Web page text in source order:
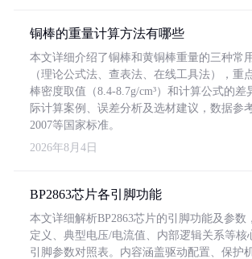
铜棒的重量计算方法有哪些
本文详细介绍了铜棒和黄铜棒重量的三种常
（理论公式法、查表法、在线工具法），重
棒密度取值（8.4-8.7g/cm³）和计算公式的差
际计算案例、误差分析及选材建议，数据参
2007等国家标准。
2026年8月4日
BP2863芯片各引脚功能
本文详细解析BP2863芯片的引脚功能及参数
定义、典型电压/电流值、内部逻辑关系等核
引脚参数对照表。内容涵盖驱动配置、保护